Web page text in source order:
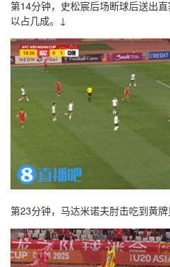
第14分钟，史松宸后场断球后送出
以占几成。↓
第23分钟，马达米诺夫肘击吃到黄